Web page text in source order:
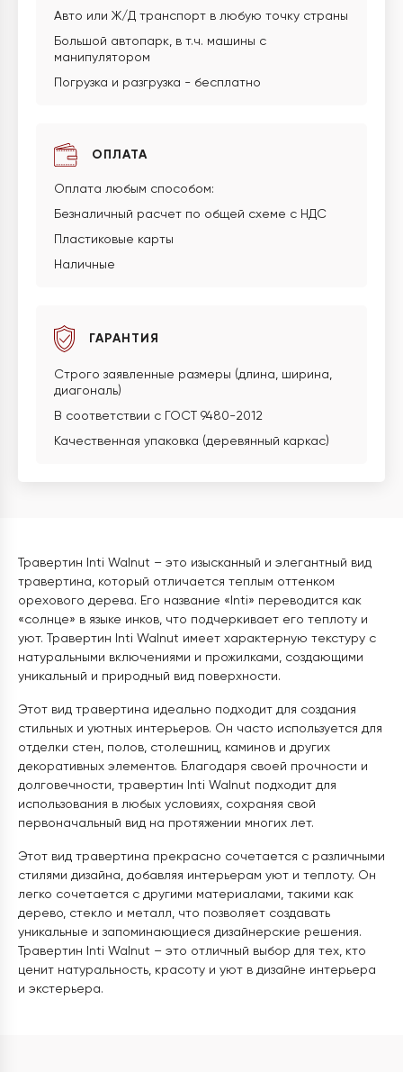
Авто или Ж/Д транспорт в любую точку страны
Большой автопарк, в т.ч. машины с
манипулятором
Погрузка и разгрузка - бесплатно
ОПЛАТА
Оплата любым способом:
Безналичный расчет по общей схеме с НДС
Пластиковые карты
Наличные
ГАРАНТИЯ
Строго заявленные размеры (длина, ширина,
диагональ)
В соответствии с ГОСТ 9480-2012
Качественная упаковка (деревянный каркас)
Травертин Inti Walnut – это изысканный и элегантный вид
травертина, который отличается теплым оттенком
орехового дерева. Его название «Inti» переводится как
«солнце» в языке инков, что подчеркивает его теплоту и
уют. Травертин Inti Walnut имеет характерную текстуру с
натуральными включениями и прожилками, создающими
уникальный и природный вид поверхности.
Этот вид травертина идеально подходит для создания
стильных и уютных интерьеров. Он часто используется для
отделки стен, полов, столешниц, каминов и других
декоративных элементов. Благодаря своей прочности и
долговечности, травертин Inti Walnut подходит для
использования в любых условиях, сохраняя свой
первоначальный вид на протяжении многих лет.
Этот вид травертина прекрасно сочетается с различными
стилями дизайна, добавляя интерьерам уют и теплоту. Он
легко сочетается с другими материалами, такими как
дерево, стекло и металл, что позволяет создавать
уникальные и запоминающиеся дизайнерские решения.
Травертин Inti Walnut – это отличный выбор для тех, кто
ценит натуральность, красоту и уют в дизайне интерьера
и экстерьера.